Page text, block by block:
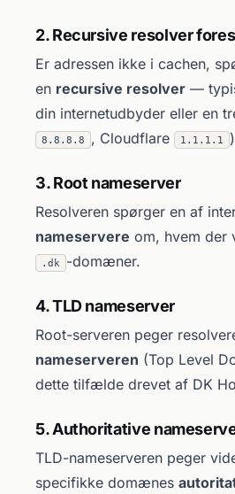
2. Recursive resolver
Er adressen ikke i cachen,
en recursive resolver —
din internetudbyder eller en
8.8.8.8 , Cloudflare 1.1.1.1
3. Root nameserver
Resolveren spørger en af
nameservere om, hvem der
.dk -domæner.
4. TLD nameserver
Root-serveren peger
nameserveren (Top Level
dette tilfælde drevet af DK
5. Authoritative
TLD-nameserveren peger
specifikke domænes